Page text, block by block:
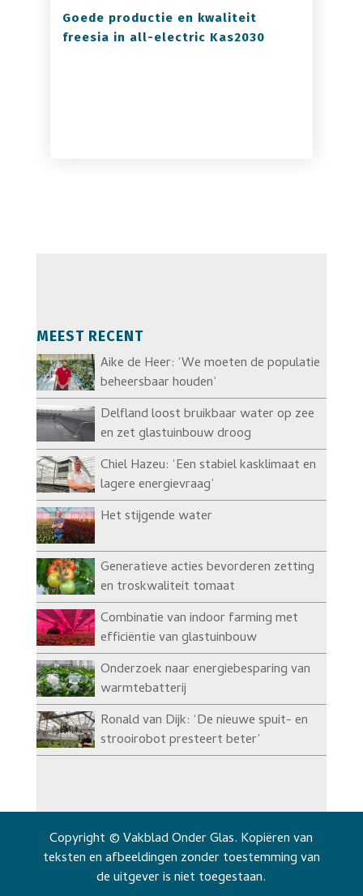
Goede productie en kwaliteit
freesia in all-electric Kas2030
MEEST RECENT
Aike de Heer: ‘We moeten de populatie
beheersbaar houden’
Delfland loost bruikbaar water op zee
en zet glastuinbouw droog
Chiel Hazeu: ‘Een stabiel kasklimaat en
lagere energievraag’
Het stijgende water
Generatieve acties bevorderen zetting
en troskwaliteit tomaat
Combinatie van indoor farming met
efficiëntie van glastuinbouw
Onderzoek naar energiebesparing van
warmtebatterij
Ronald van Dijk: ‘De nieuwe spuit- en
strooirobot presteert beter’
Copyright © Vakblad Onder Glas. Kopiëren van
teksten en afbeeldingen zonder toestemming van
de uitgever is niet toegestaan.